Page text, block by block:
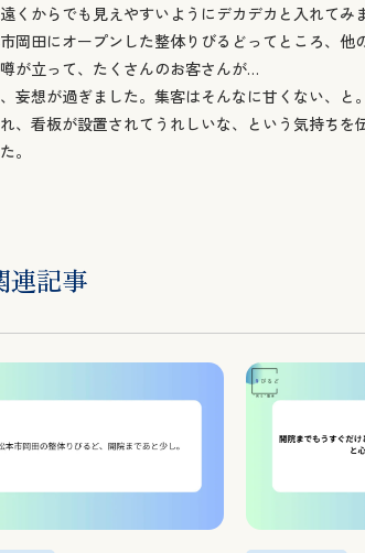
くからでも見えやすいようにデカデカと入れてみ
市岡田にオープンした整体りびるどってところ、他
が立って、たくさんのお客さんが…
妄想が過ぎました。集客はそんなに甘くない、と。
、看板が設置されてうれしいな、という気持ちを
。
連記事